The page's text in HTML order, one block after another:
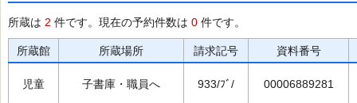
所蔵は 2 件です。現在の予約件数は 0 件です。
所蔵館 所蔵場所 請求記号 資料番号
児童 子書庫・職員へ 933/ﾌﾞ/ 00006889281